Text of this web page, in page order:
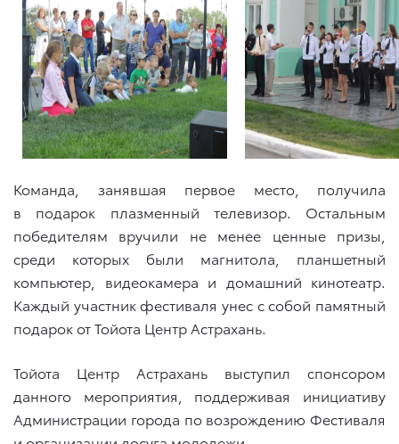
Команда, занявшая первое место, получила
в подарок плазменный телевизор. Остальным
победителям вручили не менее ценные призы,
среди которых были магнитола, планшетный
компьютер, видеокамера и домашний кинотеатр.
Каждый участник фестиваля унес с собой памятный
подарок от Тойота Центр Астрахань.
Тойота Центр Астрахань выступил спонсором
данного мероприятия, поддерживая инициативу
Администрации города по возрождению Фестиваля